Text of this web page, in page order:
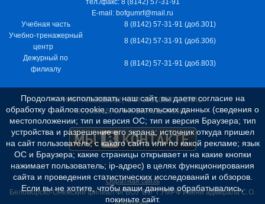
E-mail: bofgumrf@mail.ru
Учебная часть
8 (8142) 57-31-91 (доб.301)
Учебно-тренажерный
центр
8 (8142) 57-31-91 (доб.306)
Дежурный по
филиалу
8 (8142) 57-31-91 (доб.803)
ИНН 7805029012, КПП 100103001, ОКПО
97163915, ОГРН 1037811048989
Обратная связь
Беломорско-Онежский филиал ФГБОУ ВО "ГУМРФ имени адмирала С.О.
Продолжая использовать наш сайт, вы даете согласие на
обработку файлов cookie, пользовательских данных (сведения о
местоположении; тип и версия ОС; тип и версия Браузера; тип
устройства и разрешение его экрана; источник откуда пришел
на сайт пользователь; с какого сайта или по какой рекламе; язык
ОС и Браузера; какие страницы открывает и на какие кнопки
нажимает пользователь; ip-адрес) в целях функционирования
сайта и проведения статистических исследований и обзоров.
Если вы не хотите, чтобы ваши данные обрабатывались,
покиньте сайт.